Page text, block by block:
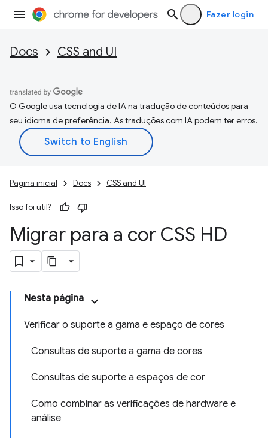
Fazer login
Docs CSS and UI
O Google usa tecnologia de IA na tradução de conteúdos para
seu idioma de preferência. As traduções com IA podem ter erros.
Página inicial Docs CSS and UI
Isso foi útil?
Migrar para a cor CSS HD
Nesta página
Verificar o suporte a gama e espaço de cores
Consultas de suporte a gama de cores
Consultas de suporte a espaços de cor
Como combinar as verificações de hardware e
análise